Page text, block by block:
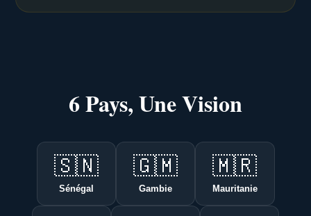
6 Pays, Une Vision
🇸🇳
Sénégal
🇬🇲
Gambie
🇲🇷
Mauritanie